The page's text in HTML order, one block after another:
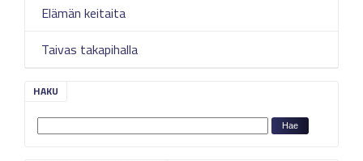
Elämän keitaita
Taivas takapihalla
HAKU